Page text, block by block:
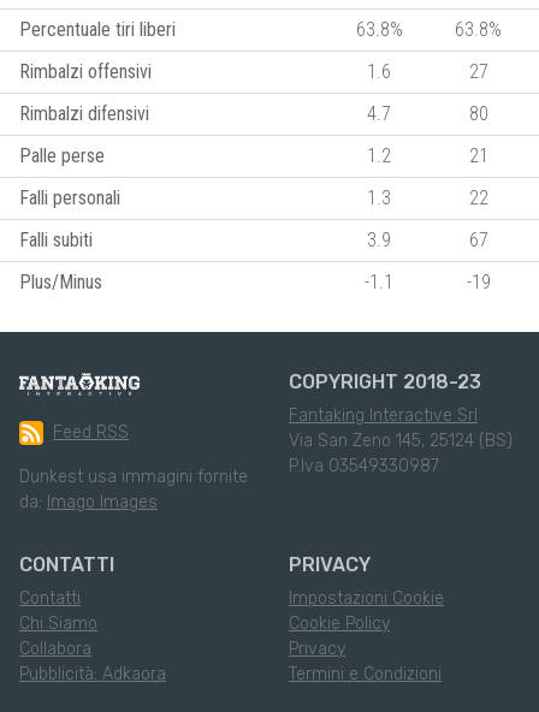
Percentuale tiri liberi
63.8%
63.8%
Rimbalzi offensivi
1.6
27
Rimbalzi difensivi
4.7
80
Palle perse
1.2
21
Falli personali
1.3
22
Falli subiti
3.9
67
Plus/Minus
-1.1 -19
Feed RSS
Dunkest usa immagini fornite
da: Imago Images
COPYRIGHT 2018-23
Fantaking Interactive Srl
Via San Zeno 145, 25124 (BS)
P.Iva 03549330987
CONTATTI
Contatti
Chi Siamo
Collabora
Pubblicità: Adkaora
PRIVACY
Impostazioni Cookie
Cookie Policy
Privacy
Termini e Condizioni